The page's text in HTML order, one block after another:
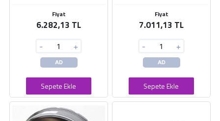
Fiyat
6.282,13 TL
- +
AD
Sepete Ekle
Fiyat
7.011,13 TL
- +
AD
Sepete Ekle